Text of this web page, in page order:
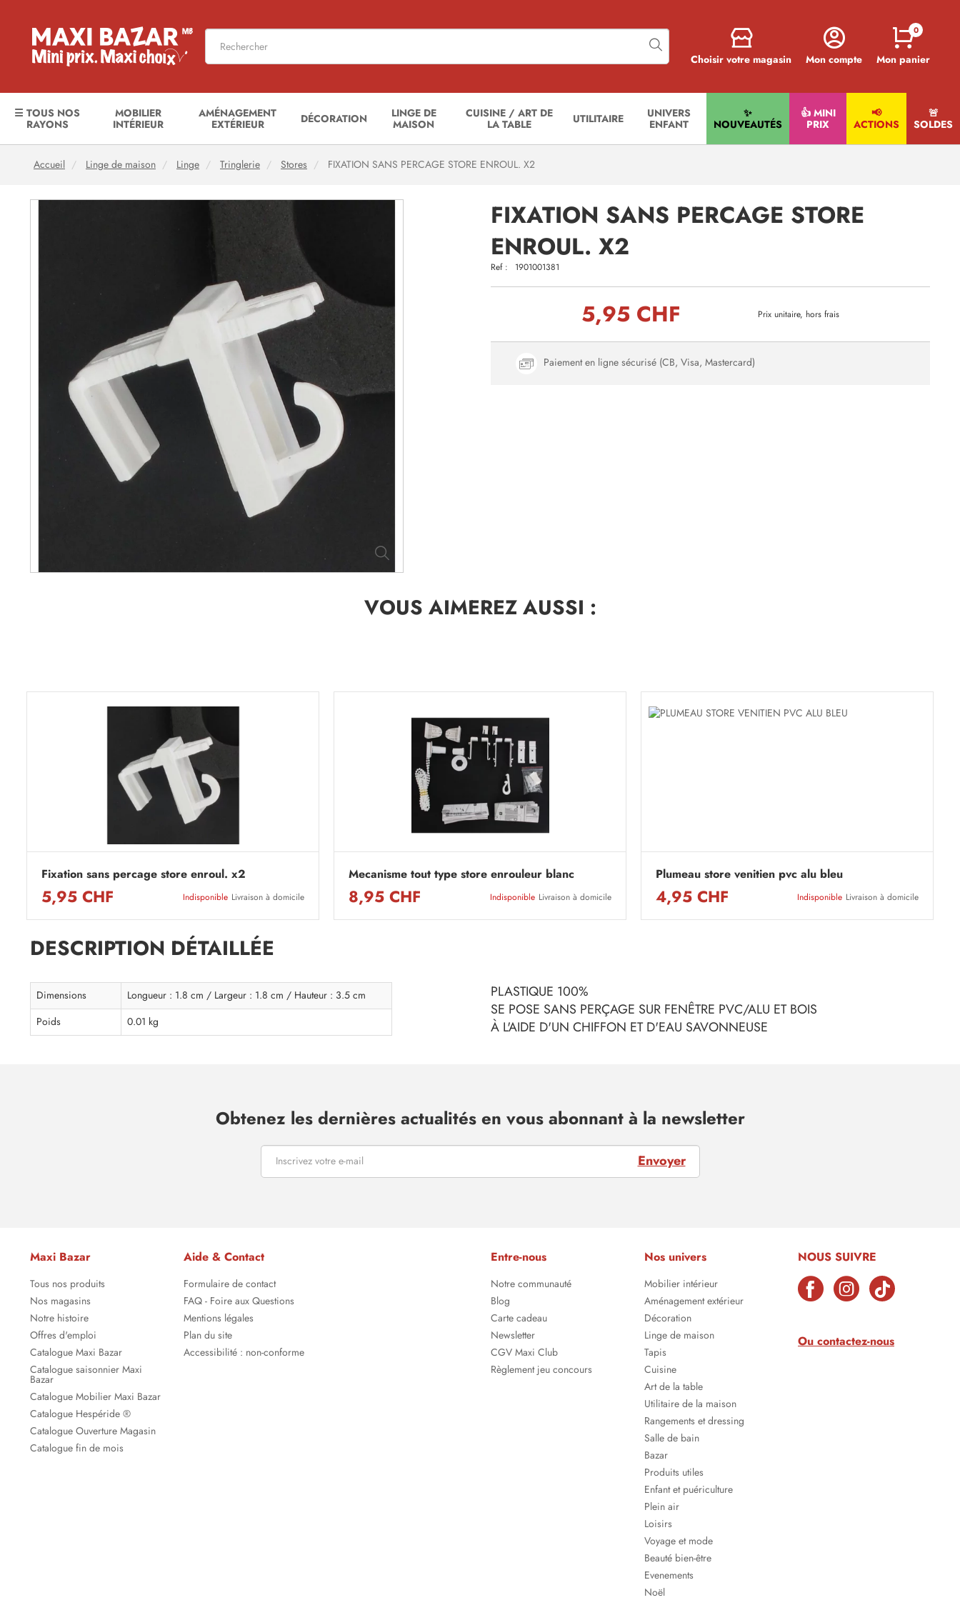
Choisir votre magasin Mon compte Mon panier
0
☰ TOUS NOS
RAYONS
MOBILIER
INTÉRIEUR
AMÉNAGEMENT
EXTÉRIEUR
DÉCORATION
LINGE DE
MAISON
CUISINE / ART DE
LA TABLE
UTILITAIRE
UNIVERS
ENFANT
✨
NOUVEAUTÉS
👍 MINI
PRIX
📢
ACTIONS
🚨​
SOLDES
Accueil Linge de maison Linge Tringlerie Stores FIXATION SANS PERCAGE STORE ENROUL. X2
FIXATION SANS PERCAGE STORE
ENROUL. X2
Ref : 1901001381
5,95 CHF Prix unitaire, hors frais
Paiement en ligne sécurisé (CB, Visa, Mastercard)
VOUS AIMEREZAUSSI :
Fixation sans percage store enroul. x2
5,95 CHF Indisponible Livraison à domicile
Mecanisme tout type store enrouleur blanc
8,95 CHF Indisponible Livraison à domicile
Plumeau store venitien pvc alu bleu
4,95 CHF Indisponible Livraison à domicile
DESCRIPTION DÉTAILLÉE
Dimensions
Longueur : 1.8 cm / Largeur : 1.8 cm / Hauteur : 3.5 cm
Poids
0.01 kg
PLASTIQUE 100%
SE POSE SANS PERÇAGE SUR FENÊTRE PVC/ALU ET BOIS
À L'AIDE D'UN CHIFFON ET D'EAU SAVONNEUSE
Obtenez les dernières actualités en vous abonnant à la newsletter
Envoyer
Maxi Bazar
Tous nos produits
Nos magasins
Notre histoire
Offres d'emploi
Catalogue Maxi Bazar
Catalogue saisonnier Maxi
Bazar
Catalogue Mobilier Maxi Bazar
Catalogue Hespéride ®
Catalogue Ouverture Magasin
Catalogue fin de mois
Aide & Contact
Formulaire de contact
FAQ - Foire aux Questions
Mentions légales
Plan du site
Accessibilité : non-conforme
Entre-nous
Notre communauté
Blog
Carte cadeau
Newsletter
CGV Maxi Club
Règlement jeu concours
Nos univers
Mobilier intérieur
Aménagement extérieur
Décoration
Linge de maison
Tapis
Cuisine
Art de la table
Utilitaire de la maison
Rangements et dressing
Salle de bain
Bazar
Produits utiles
Enfant et puériculture
Plein air
Loisirs
Voyage et mode
Beauté bien-être
Evenements
Noël
NOUS SUIVRE
Ou contactez-nous